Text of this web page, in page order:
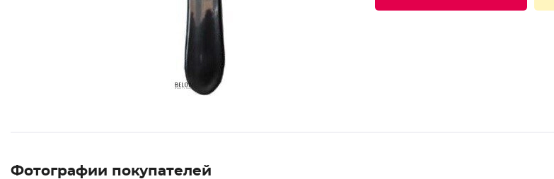
Фотографии покупателей